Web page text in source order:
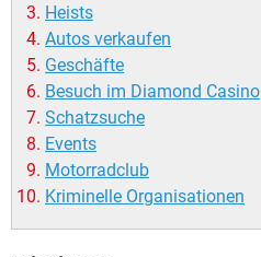
Heists
Autos verkaufen
Geschäfte
Besuch im Diamond Casino
Schatzsuche
Events
Motorradclub
Kriminelle Organisationen